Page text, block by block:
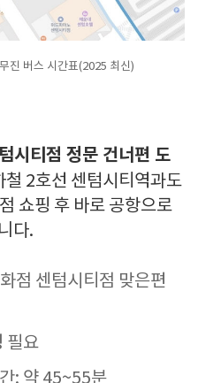
진 버스 시간표(2025 최신)
시티점 정문 건너편 도
2호선 센텀시티역과도
쇼핑 후 바로 공항으로
다.
점 센텀시티점 맞은편
필요